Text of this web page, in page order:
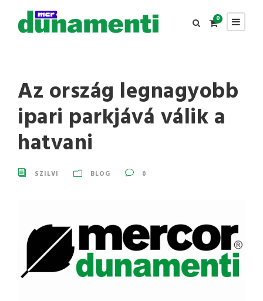
0
Az ország legnagyobb
ipari parkjává válik a
hatvani
SZILVI BLOG 0